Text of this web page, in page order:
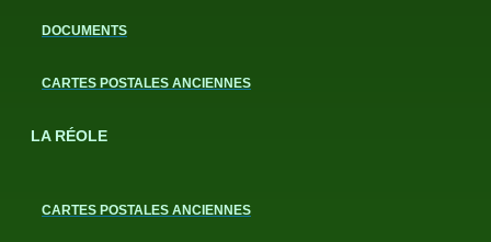
DOCUMENTS
CARTES POSTALES ANCIENNES
LA RÉOLE
CARTES POSTALES ANCIENNES